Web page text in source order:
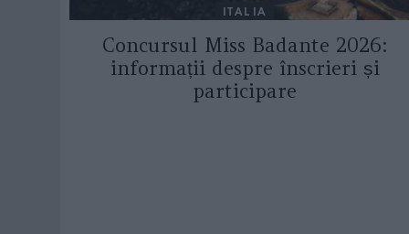
ITALIA
Concursul Miss Badante 2026:
informații despre înscrieri și
participare